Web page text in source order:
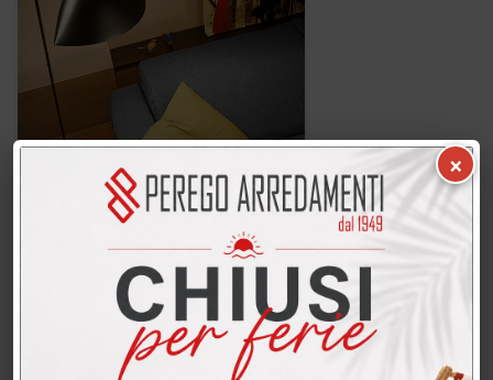
Morbidline Divani Relax Logan #10
MOR-13353
×